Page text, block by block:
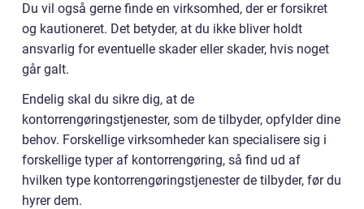
Du vil også gerne finde en virksomhed, der er forsikret
og kautioneret. Det betyder, at du ikke bliver holdt
ansvarlig for eventuelle skader eller skader, hvis noget
går galt.
Endelig skal du sikre dig, at de
kontorrengøringstjenester, som de tilbyder, opfylder dine
behov. Forskellige virksomheder kan specialisere sig i
forskellige typer af kontorrengøring, så find ud af
hvilken type kontorrengøringstjenester de tilbyder, før du
hyrer dem.